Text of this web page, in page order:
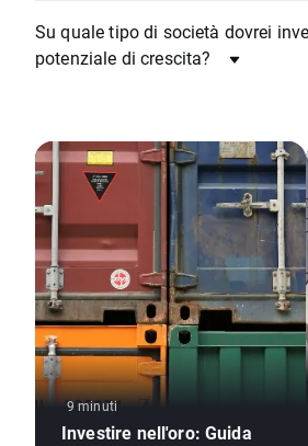
Su quale tipo di società dovrei
potenziale di crescita?
9 minuti
Investire nell'oro: Guida